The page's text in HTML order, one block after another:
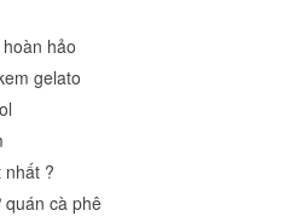
hảo
gelato
nhất ?
quán cà phê